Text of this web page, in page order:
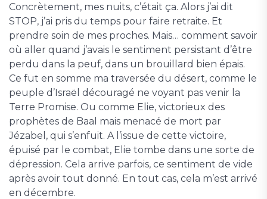
Concrètement, mes nuits, c’était ça. Alors j’ai dit
STOP, j’ai pris du temps pour faire retraite. Et
prendre soin de mes proches. Mais… comment savoir
où aller quand j’avais le sentiment persistant d’être
perdu dans la peuf, dans un brouillard bien épais.
Ce fut en somme ma traversée du désert, comme le
peuple d’Israël découragé ne voyant pas venir la
Terre Promise. Ou comme Elie, victorieux des
prophètes de Baal mais menacé de mort par
Jézabel, qui s’enfuit. A l’issue de cette victoire,
épuisé par le combat, Elie tombe dans une sorte de
dépression. Cela arrive parfois, ce sentiment de vide
après avoir tout donné. En tout cas, cela m’est arrivé
en décembre.